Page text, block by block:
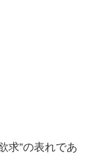
求”の表れであ